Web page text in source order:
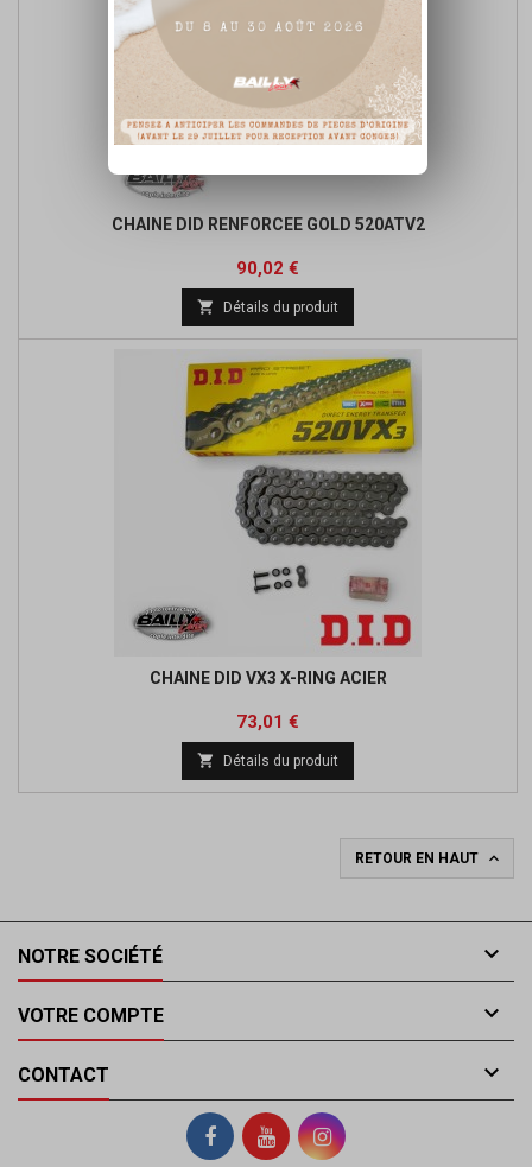
CHAINE DID RENFORCEE GOLD 520ATV2
Prix
90,02 €
base
 Détails du produit
CHAINE DID VX3 X-RING ACIER
Prix
73,01 €
base
 Détails du produit
RETOUR EN HAUT 
NOTRE SOCIÉTÉ 
VOTRE COMPTE 
CONTACT 